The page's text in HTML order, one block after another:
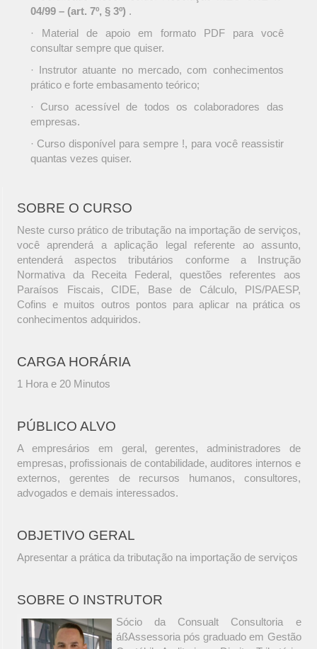
04/99 – (art. 7º, § 3º) .
· Material de apoio em formato PDF para você
consultar sempre que quiser.
· Instrutor atuante no mercado, com conhecimentos
prático e forte embasamento teórico;
· Curso acessível de todos os colaboradores das
empresas.
· Curso disponível para sempre !, para você reassistir
quantas vezes quiser.
SOBRE O CURSO
Neste curso prático de tributação na importação de serviços,
você aprenderá a aplicação legal referente ao assunto,
entenderá aspectos tributários conforme a Instrução
Normativa da Receita Federal, questões referentes aos
Paraísos Fiscais, CIDE, Base de Cálculo, PIS/PAESP,
Cofins e muitos outros pontos para aplicar na prática os
conhecimentos adquiridos.
CARGA HORÁRIA
1 Hora e 20 Minutos
PÚBLICO ALVO
A empresários em geral, gerentes, administradores de
empresas, profissionais de contabilidade, auditores internos e
externos, gerentes de recursos humanos, consultores,
advogados e demais interessados.
OBJETIVO GERAL
Apresentar a prática da tributação na importação de serviços
SOBRE O INSTRUTOR
Sócio da Consualt Consultoria e
áßAssessoria pós graduado em Gestão